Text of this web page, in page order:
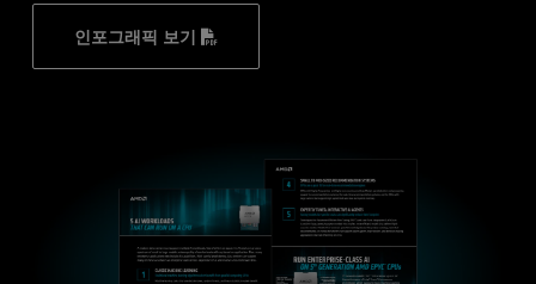
인포그래픽 보기